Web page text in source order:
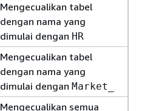
Mengecualikan tabel
dengan nama yang
dimulai dengan HR
Mengecualikan tabel
dengan nama yang
dimulai dengan Market_
Mengecualikan semua